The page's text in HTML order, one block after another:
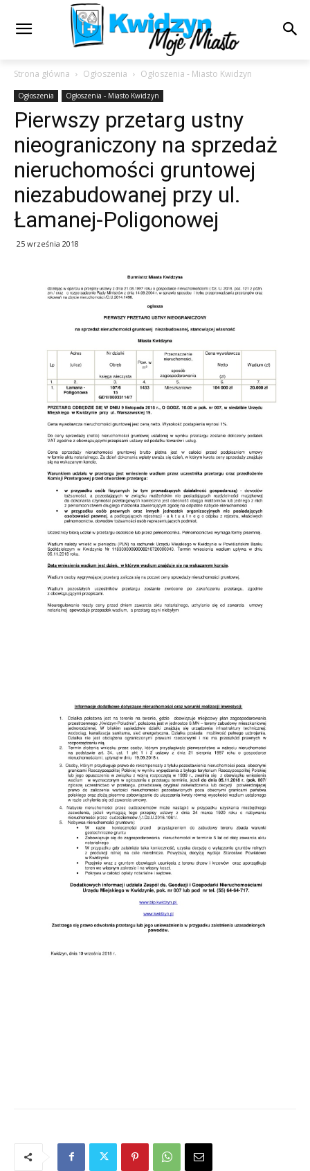
Strona główna Ogłoszenia Ogłoszenia - Miasto Kwidzyn
Ogłoszenia Ogłoszenia - Miasto Kwidzyn
Pierwszy przetarg ustny
nieograniczony na sprzedaż
nieruchomości gruntowej
niezabudowanej przy ul.
Łamanej-Poligonowej
25 września 2018